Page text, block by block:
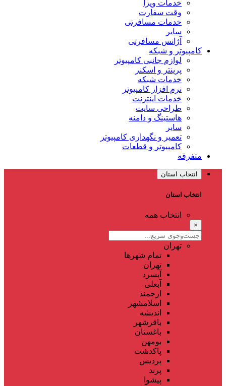
خدمات ویزا
وقت سفارت
خدمات مسافرتی
سایر
آژانس مسافرتی
کامپیوتر و شبکه
لوازم جانبی کامپیوتر
پرینتر و اسکنر
خدمات شبکه
نرم افزار کامپیوتر
خدمات اینترنت
طراحی سایت
هاستینگ و دامنه
سایر
تعمیر و نگهداری کامپیوتر
کامپیوتر و قطعات
متفرقه
انتخاب استان
انتخاب استان
انتخاب همه
×
تهران
تمام شهر‌ها
تهران
آبسرد
آبعلی
ارجمند
اسلامشهر
اندیشه
باقرشهر
باغستان
بومهن
پاکدشت
پردیس
پرند
پیشوا